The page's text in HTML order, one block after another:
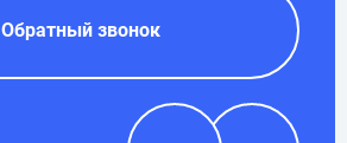
Обратный звонок